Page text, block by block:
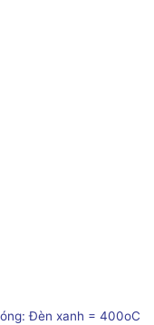
Đèn xanh = 400oC